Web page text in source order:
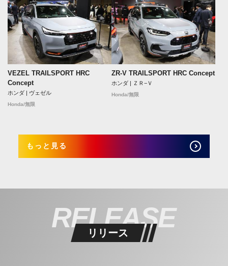
VEZEL TRAILSPORT HRC
Concept
ホンダ | ヴェゼル
Honda/無限
ZR-V TRAILSPORT HRC Concept
ホンダ | ＺＲ−Ｖ
Honda/無限
もっと見る
RELEASE
リリース